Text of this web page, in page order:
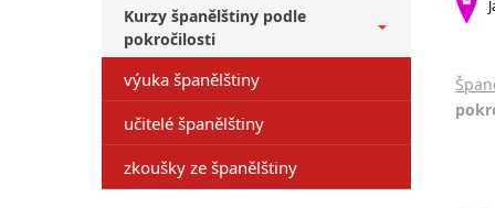
Kurzy španělštiny podle
pokročilosti
výuka španělštiny
učitelé španělštiny
zkoušky ze španělštiny